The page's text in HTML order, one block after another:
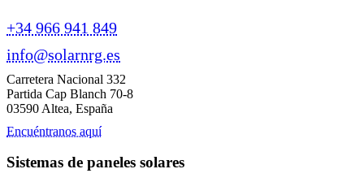
+34 966 941 849
info@solarnrg.es
Carretera Nacional 332
Partida Cap Blanch 70-8
03590 Altea, España
Encuéntranos aquí
Sistemas de paneles solares